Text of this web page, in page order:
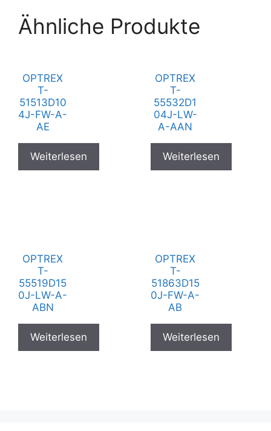
Ähnliche Produkte
OPTREX
T-
51513D10
4J-FW-A-
AE
Weiterlesen
OPTREX
T-
55532D1
04J-LW-
A-AAN
Weiterlesen
OPTREX
T-
55519D15
0J-LW-A-
ABN
Weiterlesen
OPTREX
T-
51863D15
0J-FW-A-
AB
Weiterlesen